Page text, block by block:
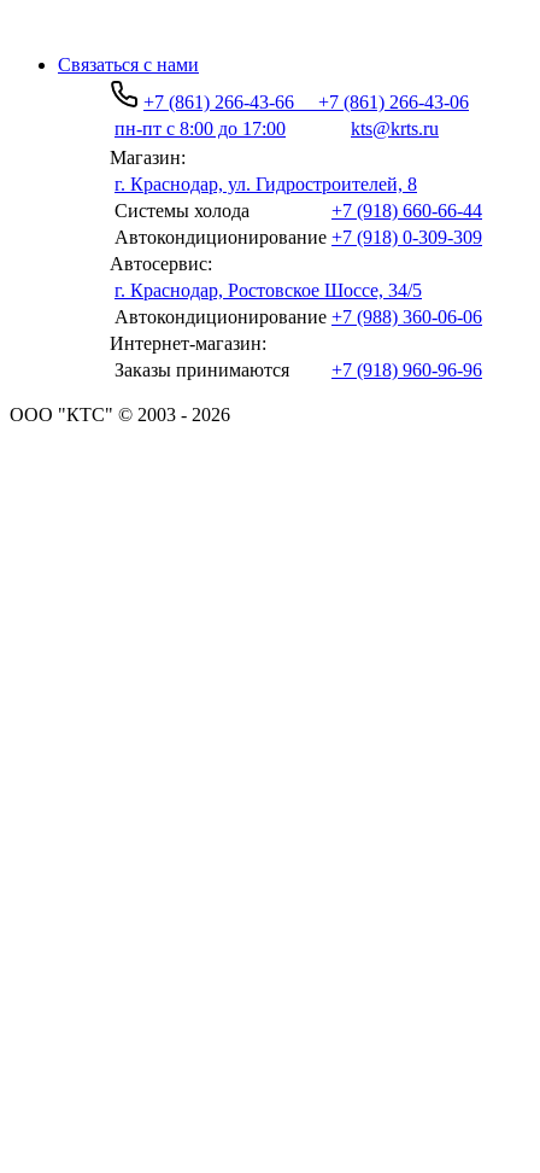
Связаться с нами
+7 (861) 266-43-66
+7 (861) 266-43-06
пн-пт с 8:00 до 17:00
kts@krts.ru
Магазин:
г. Краснодар, ул. Гидростроителей, 8
Системы холода
+7 (918) 660-66-44
Автокондиционирование +7 (918) 0-309-309
Автосервис:
г. Краснодар, Ростовское Шоссе, 34/5
Автокондиционирование +7 (988) 360-06-06
Интернет-магазин:
Заказы принимаются
+7 (918) 960-96-96
ООО "КТС" © 2003 - 2026